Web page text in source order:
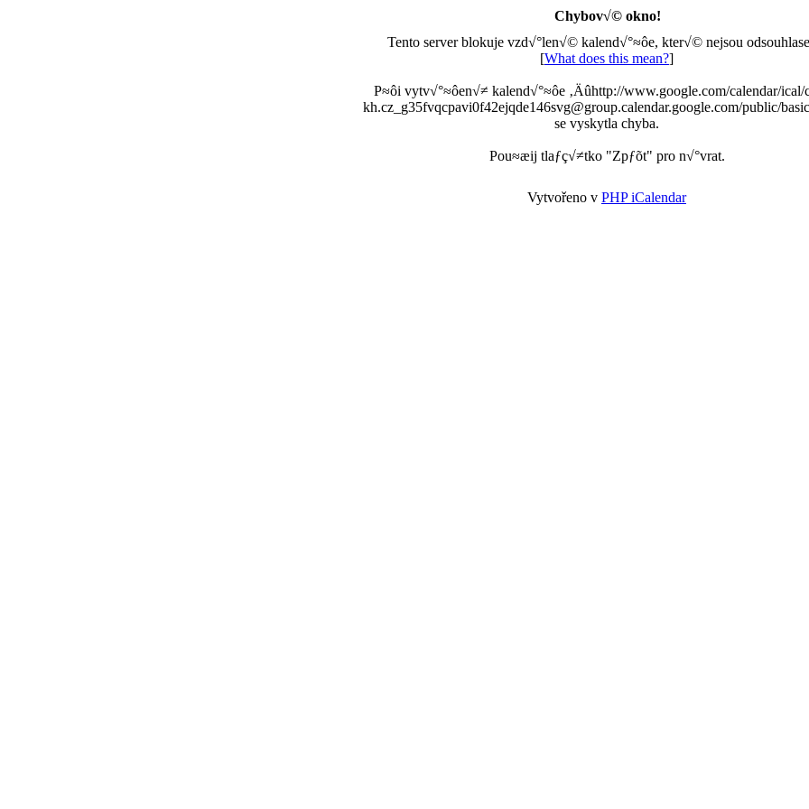
Chybov√© okno!
Tento server blokuje vzd√°len√© kalend√°≈ôe, kter√© nejsou
[What does this mean?]
P≈ôi vytv√°≈ôen√≠ kalend√°≈ôe ‚Äûhttp://www.google.com/calendar/ical/
kh.cz_g35fvqcpavi0f42ejqde146svg@group.calendar.google.com/public/
se vyskytla chyba.
Pou≈æij tlaƒç√≠tko "Zpƒõt" pro n√°vrat.
Vytvořeno v PHP iCalendar